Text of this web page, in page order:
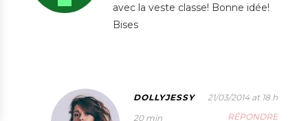
avec la veste classe! Bonne idée!
Bises
DOLLYJESSY
21/03/2014 at 18 h
20 min
RÉPONDRE